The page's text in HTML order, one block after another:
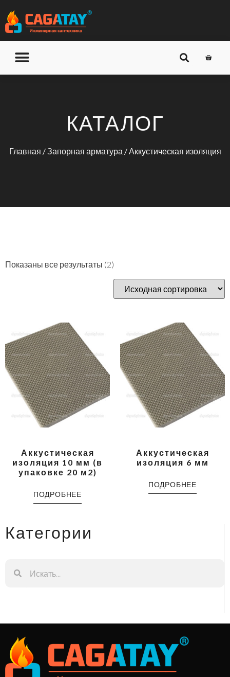
КАТАЛОГ
Главная /Запорная арматура / Аккустическая изоляция
Категории
Показаны все результаты (2)
Аккустическая
изоляция 10 мм (в
упаковке 20 м2)
ПОДРОБНЕЕ
Аккустическая
изоляция 6 мм
ПОДРОБНЕЕ